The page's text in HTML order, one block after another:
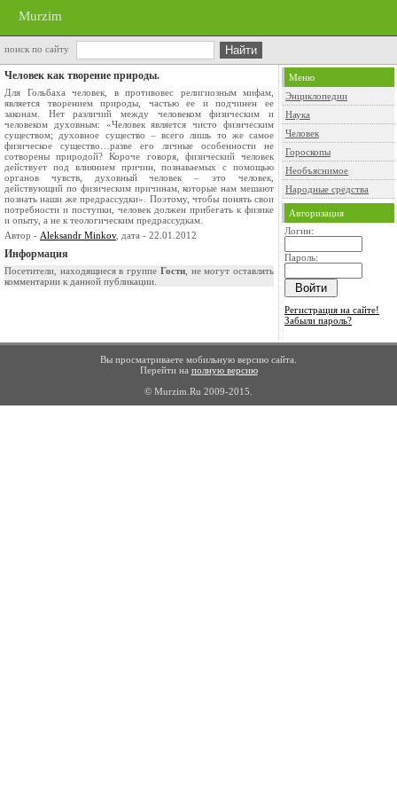
Murzim
поиск по сайту
Человек как творение природы.
Для Гольбаха человек, в противовес религиозным мифам,
является творением природы, частью ее и подчинен ее
законам. Нет различий между человеком физическим и
человеком духовным: «Человек является чисто физическим
существом; духовное существо – всего лишь то же самое
физическое существо…разве его личные особенности не
сотворены природой? Короче говоря, физический человек
действует под влиянием причин, познаваемых с помощью
органов чувств, духовный человек – это человек,
действующий по физическим причинам, которые нам мешают
познать наши же предрассудки». Поэтому, чтобы понять свои
потребности и поступки, человек должен прибегать к физике
и опыту, а не к теологическим предрассудкам.
Автор - Aleksandr Minkov, дата - 22.01.2012
Информация
Посетители, находящиеся в группе Гости, не могут оставлять
комментарии к данной публикации.
Меню
Энциклопедии
Наука
Человек
Гороскопы
Необъяснимое
Народные средства
Авторизация
Логин:
Пароль:
Регистрация на сайте!
Забыли пароль?
Вы просматриваете мобильную версию сайта.
Перейти на полную версию
© Murzim.Ru 2009-2015.